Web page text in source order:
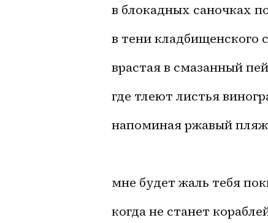
в блокадных саночках
в тени кладбищенского
врастая в смазанный
где тлеют листья
напоминая ржавый
мне будет жаль тебя
когда не станет